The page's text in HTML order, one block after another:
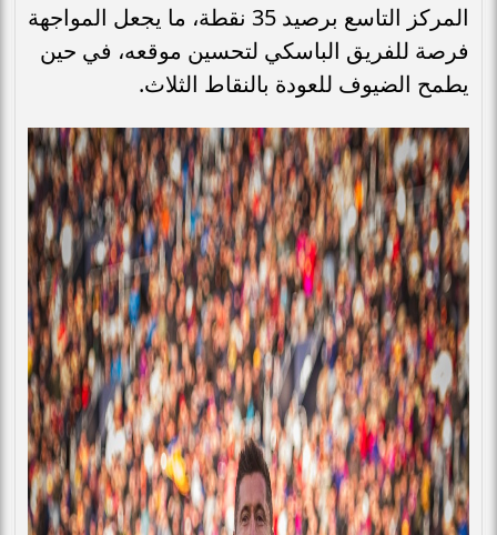
المركز التاسع برصيد 35 نقطة، ما يجعل المواجهة
فرصة للفريق الباسكي لتحسين موقعه، في حين
يطمح الضيوف للعودة بالنقاط الثلاث.